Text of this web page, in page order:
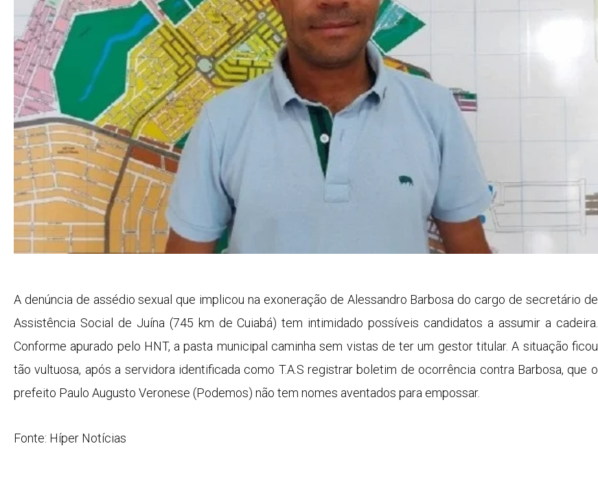
A denúncia de assédio sexual que implicou na exoneração de Alessandro Barbosa do cargo de secretário de
Assistência Social de Juína (745 km de Cuiabá) tem intimidado possíveis candidatos a assumir a cadeira.
Conforme apurado pelo HNT, a pasta municipal caminha sem vistas de ter um gestor titular. A situação ficou
tão vultuosa, após a servidora identificada como T.A.S registrar boletim de ocorrência contra Barbosa, que o
prefeito Paulo Augusto Veronese (Podemos) não tem nomes aventados para empossar.
Fonte: Híper Notícias